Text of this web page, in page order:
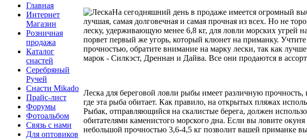
Главная
Интернет
Магазин
Розничная
продажа
Каталог
снастей
Серебряный
Ручей
Снасти Mikado
Прайс-лист
Форумы
Фотоальбом
Связь с нами
Для оптовиков
На сегодняшний день в продаже имеется огромный
лучшая, самая долговечная и самая прочная из всех. Но не
леску, удерживающую менее 6,8 кг, для ловли морских угрей
порвет первый же угорь, который клюнет на приманку.
прочностью, обратите внимание на марку лески, так как
марок - Силкэст, Дреннан и Дайва. Все они продаются в
Леска для береговой ловли рыбы имеет различную прочность,
где эта рыба обитает. Как правило, на открытых пляжах
Рыбак, отправляющийся на скалистые берега, должен
обитателями каменистого морского дна. Если вы ловите
небольшой прочностью 3,6-4,5 кг позволит вашей приманке